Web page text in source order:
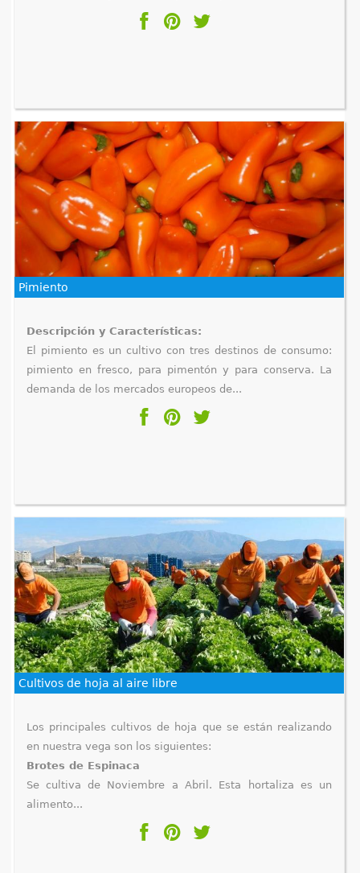
Pimiento
Descripción y Características:
El pimiento es un cultivo con tres destinos de consumo:
pimiento en fresco, para pimentón y para conserva. La
demanda de los mercados europeos de...
Cultivos de hoja al aire libre
Los principales cultivos de hoja que se están realizando
en nuestra vega son los siguientes:
Brotes de Espinaca
Se cultiva de Noviembre a Abril. Esta hortaliza es un
alimento...